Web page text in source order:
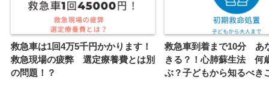
救急車は1回4万5千円かかります！
救急現場の疲弊 選定療養費とは別
の問題！？
救急車到着まで10分 あ
きる？！心肺蘇生法 何
ぶ？子どもから知るべき